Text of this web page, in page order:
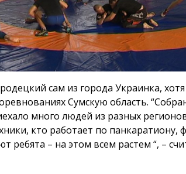
сам из города Украинка,
Сумскую область.
много людей из разных
кто работает по панкаратиону,
ребята – на этом всем растем “, –